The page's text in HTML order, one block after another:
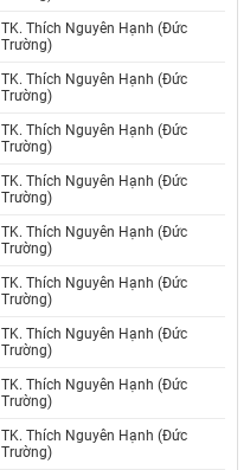
TK. Thích Nguyên Hạnh (Đức
Trường)
TK. Thích Nguyên Hạnh (Đức
Trường)
TK. Thích Nguyên Hạnh (Đức
Trường)
TK. Thích Nguyên Hạnh (Đức
Trường)
TK. Thích Nguyên Hạnh (Đức
Trường)
TK. Thích Nguyên Hạnh (Đức
Trường)
TK. Thích Nguyên Hạnh (Đức
Trường)
TK. Thích Nguyên Hạnh (Đức
Trường)
TK. Thích Nguyên Hạnh (Đức
Trường)